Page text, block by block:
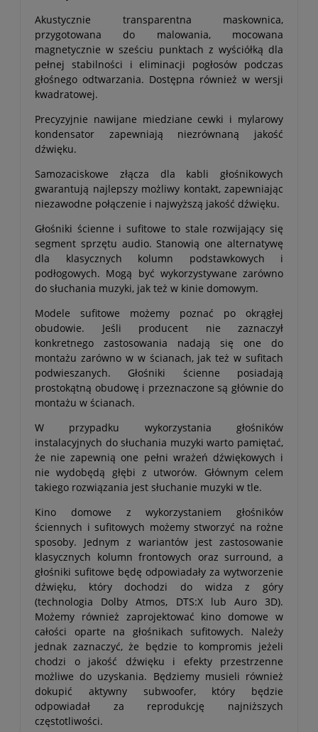
Akustycznie transparentna maskownica,
przygotowana do malowania, mocowana
magnetycznie w sześciu punktach z wyściółką dla
pełnej stabilności i eliminacji pogłosów podczas
głośnego odtwarzania. Dostępna również w wersji
kwadratowej.
Precyzyjnie nawijane miedziane cewki i mylarowy
kondensator zapewniają niezrównaną jakość
dźwięku.
Samozaciskowe złącza dla kabli głośnikowych
gwarantują najlepszy możliwy kontakt, zapewniając
niezawodne połączenie i najwyższą jakość dźwięku.
Głośniki ścienne i sufitowe to stale rozwijający się
segment sprzętu audio. Stanowią one alternatywę
dla klasycznych kolumn podstawkowych i
podłogowych. Mogą być wykorzystywane zarówno
do słuchania muzyki, jak też w kinie domowym.
Modele sufitowe możemy poznać po okrągłej
obudowie. Jeśli producent nie zaznaczył
konkretnego zastosowania nadają się one do
montażu zarówno w w ścianach, jak też w sufitach
podwieszanych. Głośniki ścienne posiadają
prostokątną obudowę i przeznaczone są głównie do
montażu w ścianach.
W przypadku wykorzystania głośników
instalacyjnych do słuchania muzyki warto pamiętać,
że nie zapewnią one pełni wrażeń dźwiękowych i
nie wydobędą głębi z utworów. Głównym celem
takiego rozwiązania jest słuchanie muzyki w tle.
Kino domowe z wykorzystaniem głośników
ściennych i sufitowych możemy stworzyć na rożne
sposoby. Jednym z wariantów jest zastosowanie
klasycznych kolumn frontowych oraz surround, a
głośniki sufitowe będę odpowiadały za wytworzenie
dźwięku, który dochodzi do widza z góry
(technologia Dolby Atmos, DTS:X lub Auro 3D).
Możemy również zaprojektować kino domowe w
całości oparte na głośnikach sufitowych. Należy
jednak zaznaczyć, że będzie to kompromis jeżeli
chodzi o jakość dźwięku i efekty przestrzenne
możliwe do uzyskania. Będziemy musieli również
dokupić aktywny subwoofer, który będzie
odpowiadał za reprodukcję najniższych
częstotliwości.